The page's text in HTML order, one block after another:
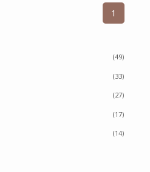
1
49
33
27
17
14